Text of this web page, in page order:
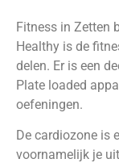
Fitness in Zetten
Healthy is de
delen. Er is een
Plate loaded
oefeningen.
De cardiozone is
voornamelijk je